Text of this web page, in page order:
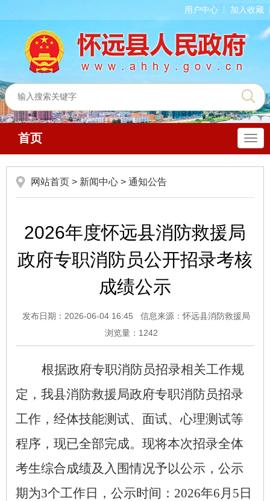
用户中心 加入收藏
导
航
首页
网站首页 > 新闻中心 > 通知公告
2026年度怀远县消防救援局
政府专职消防员公开招录考核
成绩公示
发布日期：2026-06-04 16:45
信息来源：怀远县消防救援局
浏览量： 1242
根据政府专职消防员招录相关工作规
定，我县消防救援局政府专职消防员招录
工作，经体技能测试、面试、心理测试等
程序，现已全部完成。现将本次招录全体
考生综合成绩及入围情况予以公示，公示
期为3个工作日，公示时间： 2026年6月 5 日